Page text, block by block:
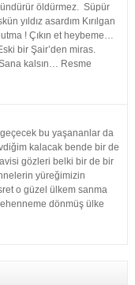
öldürmez. Süpür
yıldız asardım Kırılgan
! Çıkın et heybeme…
bir Şair’den miras.
kalsın… Resme
bu yaşananlar da
kalacak bende bir de
gözleri belki bir de bir
yüreğimizin
o güzel ülkem sanma
dönmüş ülke